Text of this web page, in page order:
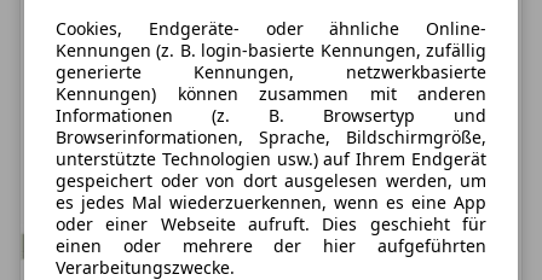
Cookies, Endgeräte- oder ähnliche Online-
Kennungen (z. B. login-basierte Kennungen, zufällig
generierte Kennungen, netzwerkbasierte
Kennungen) können zusammen mit anderen
Informationen (z. B. Browsertyp und
Browserinformationen, Sprache, Bildschirmgröße,
unterstützte Technologien usw.) auf Ihrem Endgerät
gespeichert oder von dort ausgelesen werden, um
es jedes Mal wiederzuerkennen, wenn es eine App
oder einer Webseite aufruft. Dies geschieht für
einen oder mehrere der hier aufgeführten
Verarbeitungszwecke.